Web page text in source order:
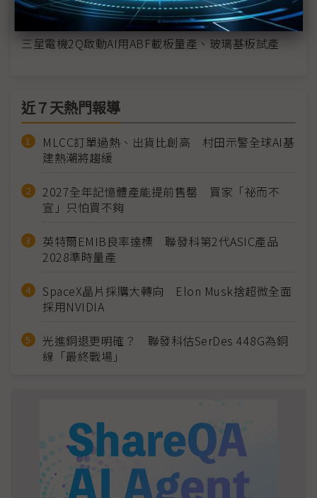
傳三星2028年導入玻璃中介層 挑戰AI半導體新時代
三星電機2Q啟動AI用ABF載板量產、玻璃基板試產
近７天熱門報導
MLCC訂單過熱、出貨比創高 村田示警全球AI基
建熱潮將趨緩
2027全年記憶體產能提前售罄 買家「祕而不
宣」只怕買不夠
英特爾EMIB良率達標 聯發科第2代ASIC產品
2028準時量產
SpaceX晶片採購大轉向 Elon Musk捨超微全面
採用NVIDIA
光進銅退更明確？ 聯發科估SerDes 448G為銅
線「最終戰場」